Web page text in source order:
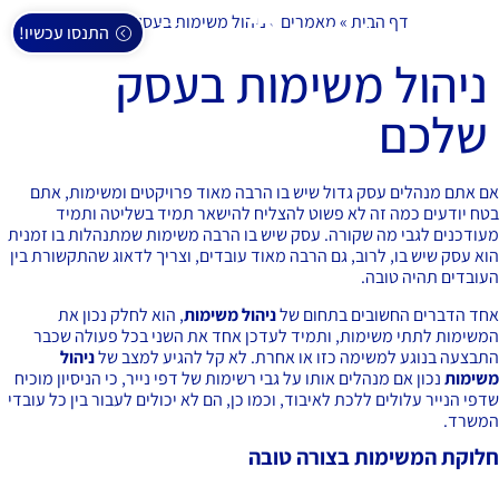
התנסו עכשיו! דף הבית»מאמרים» ניהול משימות בעסק שלכם
ניהול משימות בעסק
שלכם
אתם מנהלים עסק גדול שיש בו הרבה מאוד פרויקטים ומשימות, אתם
יודעים כמה זה לא פשוט להצליח להישאר תמיד בשליטה ותמיד
לגבי מה שקורה. עסק שיש בו הרבה משימות שמתנהלות בו זמנית
עסק שיש בו, לרוב, גם הרבה מאוד עובדים, וצריך לדאוג שהתקשורת בין
תהיה טובה.
הדברים החשובים בתחום שלניהול משימות, הוא לחלק נכון את
לתתי משימות, ותמיד לעדכן אחד את השני בכל פעולה שכבר
בנוגע למשימה כזו או אחרת. לא קל להגיע למצב שלניהול
נכון אם מנהלים אותו על גבי רשימות של דפי נייר, כי הניסיון מוכיח
הנייר עלולים ללכת לאיבוד, וכמו כן, הם לא יכולים לעבור בין כל עובדי
המשימות בצורה טובה